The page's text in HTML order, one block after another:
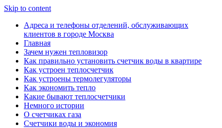
Skip to content
Адреса и телефоны отделений, обслуживающих
клиентов в городе Москва
Главная
Зачем нужен тепловизор
Как правильно установить счетчик воды в квартире
Как устроен теплосчетчик
Как устроены термолегуляторы
Как экономить тепло
Какие бывают теплосчетчики
Немного истории
О счетчиках газа
Счетчики воды и экономия